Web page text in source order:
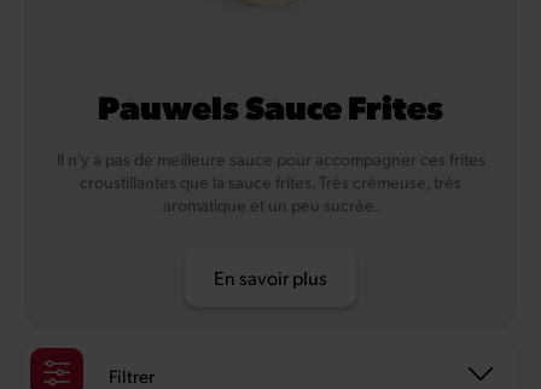
Pauwels Sauce Frites
Il n’y a pas de meilleure sauce pour accompagner ces frites
croustillantes que la sauce frites. Très crémeuse, très
aromatique et un peu sucrée.
En savoir plus
Filtrer